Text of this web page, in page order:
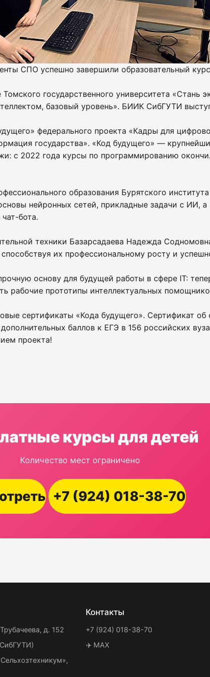
СПО успешно завершили образовательный
государственного университета «Стань
базовый уровень». БИИК СибГУТИ
федерального проекта «Кадры для
государства». «Код будущего» —
с 2022 года курсы по программированию
образования Бурятского
нейронных сетей, прикладные задачи с ИИ,
бота.
техники Базарсадаева Надежда
их профессиональному росту и
основу для будущей работы в сфере IT:
рабочие прототипы интеллектуальных
сертификаты «Кода будущего». Сертификат
баллов к ЕГЭ в 156 российских
проекта!
курсы для детей
Количество мест ограничено
+7 (924) 018-38-70
д. 152
Контакты
+7 (924) 018-38-70
✈️ MAX